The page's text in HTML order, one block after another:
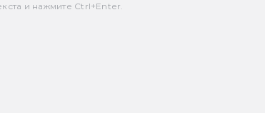
и нажмите Ctrl+Enter.